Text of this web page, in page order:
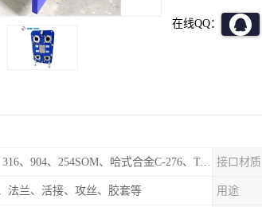
在线QQ：
304、316、904、254SOM、哈式合金C-276、TA1等 接口材质
法兰、活接、攻丝、胶套等 用途